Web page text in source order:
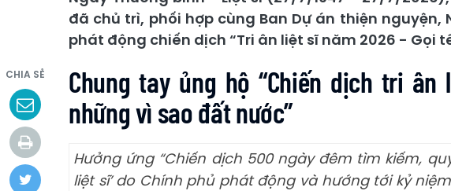
đã chủ trì, phối hợp cùng Ban Dự án thiện nguyện,
phát động chiến dịch “Tri ân liệt sĩ năm 2026 - Gọi
CHIA SẺ
Chung tay ủng hộ “Chiến dịch tri
những vì sao đất nước”
Hưởng ứng “Chiến dịch 500 ngày đêm tìm kiếm,
liệt sĩ’ do Chính phủ phát động và hướng tới kỷ